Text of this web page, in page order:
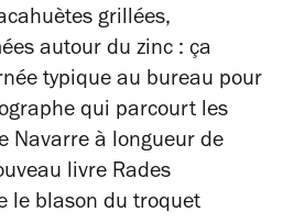
grillées,
autour du zinc : ça
typique au bureau pour
qui parcourt les
Navarre à longueur de
livre Rades
le blason du troquet